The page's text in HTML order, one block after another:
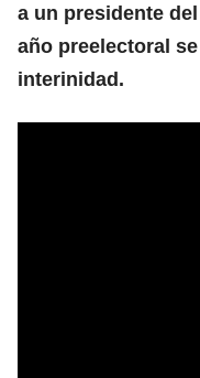
a un presidente
año preelectoral
interinidad.